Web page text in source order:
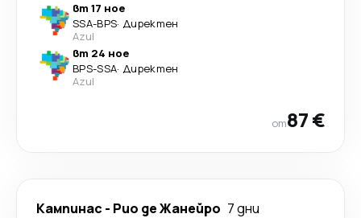
вт 17 ное
SSA-BPS· Директен
Azul
вт 24 ное
BPS-SSA· Директен
Azul
от87 €
Кампинас - Рио де Жанейро 7 дни